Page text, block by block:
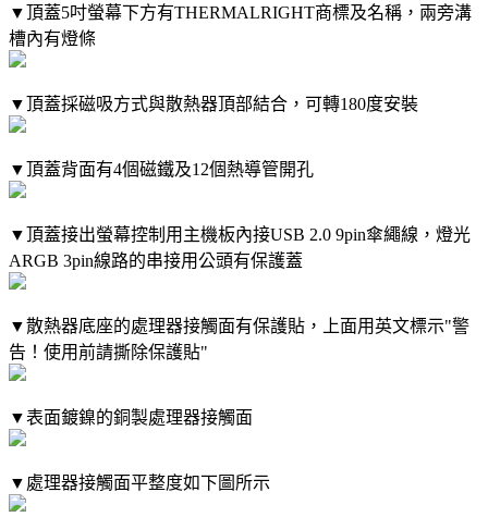
▼頂蓋5吋螢幕下方有THERMALRIGHT商標及名稱，兩旁溝
槽內有燈條
▼頂蓋採磁吸方式與散熱器頂部結合，可轉180度安裝
▼頂蓋背面有4個磁鐵及12個熱導管開孔
▼頂蓋接出螢幕控制用主機板內接USB 2.0 9pin傘繩線，燈光
ARGB 3pin線路的串接用公頭有保護蓋
▼散熱器底座的處理器接觸面有保護貼，上面用英文標示"警
告！使用前請撕除保護貼"
▼表面鍍鎳的銅製處理器接觸面
▼處理器接觸面平整度如下圖所示